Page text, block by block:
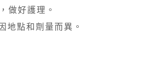
做好護理。
地點和劑量而異。